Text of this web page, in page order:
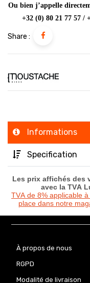
Ou bien j’appelle
+32 (0) 80 21 77 57 /
Share :
Informations
Specification
Les prix affichés des
avec la TVA
TVA de 8% applicable
place dans notre
À propos de nous
RGPD
Modalité de livraison